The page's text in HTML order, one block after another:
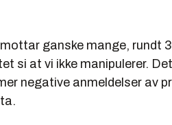
ganske mange, rundt
si at vi ikke manipulerer.
negative anmeldelser av